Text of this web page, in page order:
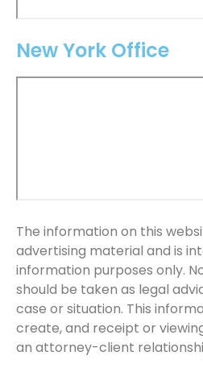
New York Office
The information on this
advertising material and is
information purposes only.
should be taken as legal
case or situation. This
create, and receipt or
an attorney-client